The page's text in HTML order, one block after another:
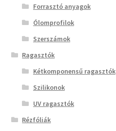
Forrasztó anyagok
Ólomprofilok
Szerszámok
Ragasztók
Kétkomponensű ragasztók
Szilikonok
UV ragasztók
Rézfóliák